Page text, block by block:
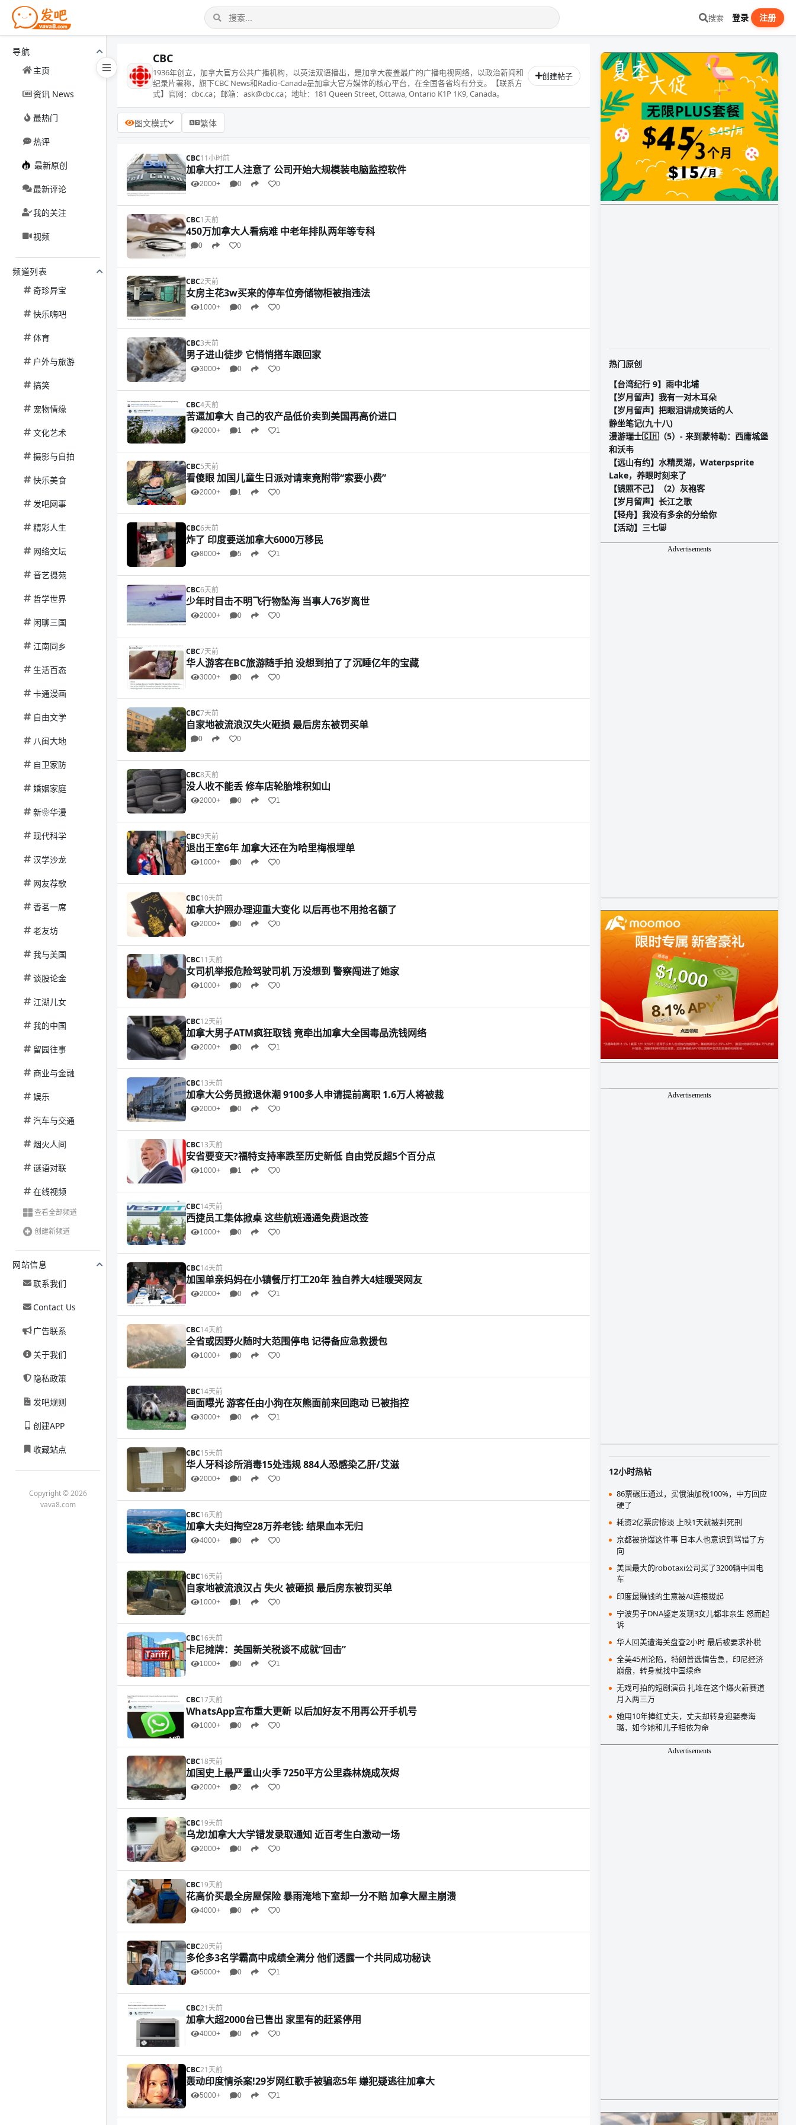
搜索 登录 注册
导航
主页
资讯 News
最热门
热评
最新原创
最新评论
我的关注
视频
频道列表
奇珍异宝
快乐嗨吧
体育
户外与旅游
搞笑
宠物情缘
文化艺术
摄影与自拍
快乐美食
发吧网事
精彩人生
网络文坛
音艺摄苑
哲学世界
闲聊三国
江南同乡
生活百态
卡通漫画
自由文学
八闽大地
自卫家防
婚姻家庭
新❀华漫
现代科学
汉学沙龙
网友荐歌
香茗一席
老友坊
我与美国
谈股论金
江湖儿女
我的中国
留园往事
商业与金融
娱乐
汽车与交通
烟火人间
谜语对联
在线视频
查看全部频道
创建新频道
网站信息
联系我们
Contact Us
广告联系
关于我们
隐私政策
发吧规则
创建APP
收藏站点
Copyright © 2026
vava8.com
CBC
1936年创立，加拿大官方公共广播机构，以英法双语播出，是加拿大覆盖最广的广播电视网络，以政治新闻和
纪录片著称，旗下CBC News和Radio-Canada是加拿大官方媒体的核心平台，在全国各省均有分支。【联系方
式】官网：cbc.ca；邮箱：ask@cbc.ca；地址：181 Queen Street, Ottawa, Ontario K1P 1K9, Canada。
创建帖子
图文模式 繁体
CBC11小时前
加拿大打工人注意了 公司开始大规模装电脑监控软件
2000+ 0 0
CBC1天前
450万加拿大人看病难 中老年排队两年等专科
0 0
CBC2天前
女房主花3w买来的停车位旁储物柜被指违法
1000+ 0 0
CBC3天前
男子进山徒步 它悄悄搭车跟回家
3000+ 0 0
CBC4天前
苦逼加拿大 自己的农产品低价卖到美国再高价进口
2000+ 1 1
CBC5天前
看傻眼 加国儿童生日派对请柬竟附带“索要小费”
2000+ 1 0
CBC6天前
炸了 印度要送加拿大6000万移民
8000+ 5 1
CBC6天前
少年时目击不明飞行物坠海 当事人76岁离世
2000+ 0 0
CBC7天前
华人游客在BC旅游随手拍 没想到拍了了沉睡亿年的宝藏
3000+ 0 0
CBC7天前
自家地被流浪汉失火砸损 最后房东被罚买单
0 0
CBC8天前
没人收不能丢 修车店轮胎堆积如山
2000+ 0 1
CBC9天前
退出王室6年 加拿大还在为哈里梅根埋单
1000+ 0 0
CBC10天前
加拿大护照办理迎重大变化 以后再也不用抢名额了
2000+ 0 0
CBC11天前
女司机举报危险驾驶司机 万没想到 警察闯进了她家
1000+ 0 0
CBC12天前
加拿大男子ATM疯狂取钱 竟牵出加拿大全国毒品洗钱网络
2000+ 0 1
CBC13天前
加拿大公务员掀退休潮 9100多人申请提前离职 1.6万人将被裁
2000+ 0 0
CBC13天前
安省要变天?福特支持率跌至历史新低 自由党反超5个百分点
1000+ 1 0
CBC14天前
西捷员工集体掀桌 这些航班通通免费退改签
1000+ 0 0
CBC14天前
加国单亲妈妈在小镇餐厅打工20年 独自养大4娃暖哭网友
2000+ 0 1
CBC14天前
全省或因野火随时大范围停电 记得备应急救援包
1000+ 0 0
CBC14天前
画面曝光 游客任由小狗在灰熊面前来回跑动 已被指控
3000+ 0 1
CBC15天前
华人牙科诊所消毒15处违规 884人恐感染乙肝/艾滋
2000+ 0 0
CBC16天前
加拿大夫妇掏空28万养老钱: 结果血本无归
4000+ 0 0
CBC16天前
自家地被流浪汉占 失火 被砸损 最后房东被罚买单
1000+ 1 0
CBC16天前
卡尼摊牌：美国新关税谈不成就“回击”
1000+ 0 1
CBC17天前
WhatsApp宣布重大更新 以后加好友不用再公开手机号
1000+ 0 0
CBC18天前
加国史上最严重山火季 7250平方公里森林烧成灰烬
2000+ 2 0
CBC19天前
乌龙!加拿大大学错发录取通知 近百考生白激动一场
2000+ 0 0
CBC19天前
花高价买最全房屋保险 暴雨淹地下室却一分不赔 加拿大屋主崩溃
4000+ 0 0
CBC20天前
多伦多3名学霸高中成绩全满分 他们透露一个共同成功秘诀
5000+ 0 1
CBC21天前
加拿大超2000台已售出 家里有的赶紧停用
4000+ 0 0
CBC21天前
轰动印度情杀案!29岁网红歌手被骗恋5年 嫌犯疑逃往加拿大
5000+ 0 1
热门原创
【台湾纪行 9】雨中北埔
【岁月留声】我有一对木耳朵
【岁月留声】把眼泪讲成笑话的人
静坐笔记(九十八)
漫游瑞士🇨🇭（5）- 来到蒙特勒：西庸城堡
和沃韦
【远山有约】水精灵湖，Waterpsprite
Lake，养眼时刻来了
【镜照不己】（2）灰袍客
【岁月留声】长江之歌
【轻舟】我没有多余的分给你
【活动】三七🐷
Advertisements
Advertisements
12小时热帖
86票碾压通过，买俄油加税100%，中方回应
硬了
耗资2亿票房惨淡 上映1天就被判死刑
京都被挤爆这件事 日本人也意识到骂错了方
向
美国最大的robotaxi公司买了3200辆中国电
车
印度最赚钱的生意被AI连根拔起
宁波男子DNA鉴定发现3女儿都非亲生 怒而起
诉
华人回美遭海关盘查2小时 最后被要求补税
全美45州沦陷，特朗普选情告急，印尼经济
崩盘，转身就找中国续命
无戏可拍的短剧演员 扎堆在这个爆火新赛道
月入两三万
她用10年捧红丈夫，丈夫却转身迎娶秦海
璐，如今她和儿子相依为命
Advertisements